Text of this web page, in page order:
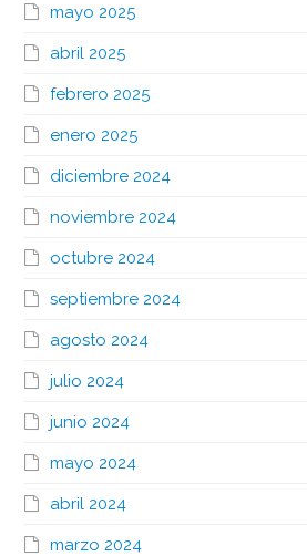
mayo 2025
abril 2025
febrero 2025
enero 2025
diciembre 2024
noviembre 2024
octubre 2024
septiembre 2024
agosto 2024
julio 2024
junio 2024
mayo 2024
abril 2024
marzo 2024